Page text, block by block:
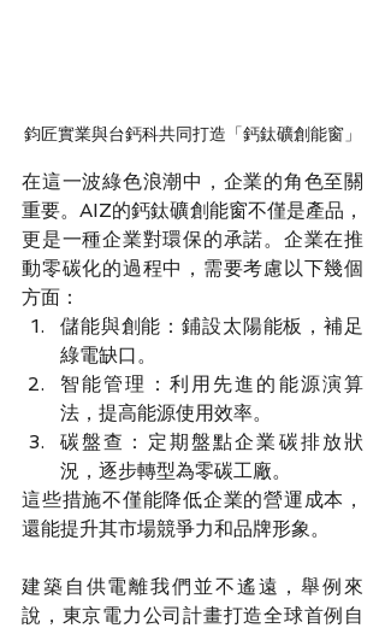
鈞匠實業與台鈣科共同打造「鈣鈦礦創能窗」
在這一波綠色浪潮中，企業的角色至關
重要。AIZ的鈣鈦礦創能窗不僅是產品，
更是一種企業對環保的承諾。企業在推
動零碳化的過程中，需要考慮以下幾個
方面：
儲能與創能：鋪設太陽能板，補足
綠電缺口。
智能管理：利用先進的能源演算
法，提高能源使用效率。
碳盤查：定期盤點企業碳排放狀
況，逐步轉型為零碳工廠。
這些措施不僅能降低企業的營運成本，
還能提升其市場競爭力和品牌形象。
建築自供電離我們並不遙遠，舉例來
說，東京電力公司計畫打造全球首例自